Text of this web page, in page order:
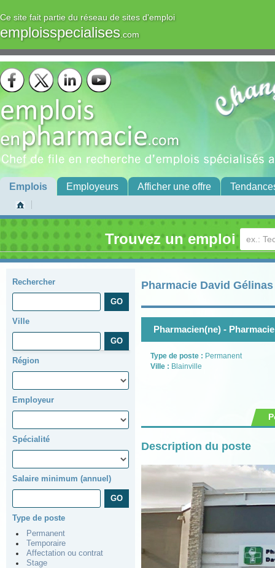
Ce site fait partie du réseau de sites d'emploi
emploisspecialises.com
Emplois Employeurs Afficher une offre
Trouvez un emploi
Rechercher
Ville
Région
Employeur
Spécialité
Salaire minimum (annuel)
Type de poste
Permanent
Temporaire
Affectation ou contrat
Stage
Pharmacie David
Pharmacien(ne) -
Type de poste : Permanent
Ville : Blainville
Description du poste